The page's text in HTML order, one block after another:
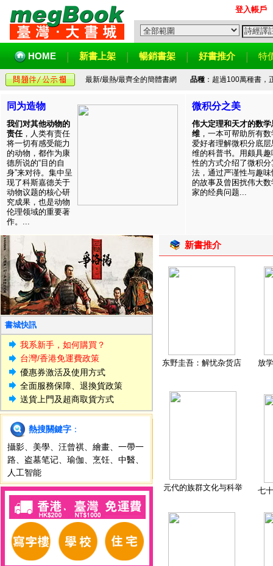
登入帳戶
HOME 新書上架 暢銷書架 好書推介 特
最新/最熱/最齊全的簡體書網 品種：超過100萬種書，
同为造物
我们对其他动物的
责任，人类有责任
将一切有感受能力
的动物，都作为康
德所说的“目的自
身”来对待。集中呈
现了科斯嘉德关于
动物议题的核心研
究成果，也是动物
伦理领域的重要著
作。...
微积分之美
伟大定理和天才的数学
维 ，一本可帮助所有数
爱好者理解微积分底层
维的科普书。用颇具趣
性的方式介绍了微积分
法，通过严谨性与趣味
的故事及曾困扰伟大数
家的经典问题...
書城快訊
我系新手，如何購買？
台灣/香港免運費政策
優惠券激活及使用方式
全面服務保障、退換貨政策
送貨上門及超商取貨方式
熱搜關鍵字 ：
攝影
美學 汪曾祺 繪畫
一帶一
路
盗墓笔记 瑜伽 烹饪 中醫
人工智能
新書推介
东野圭吾：解忧杂货店 放
元代的族群文化与科举 七